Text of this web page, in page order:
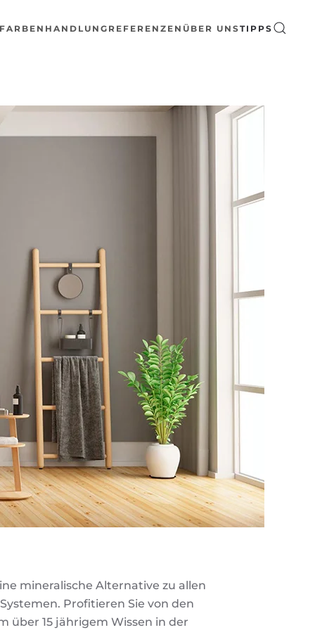
FARBENHANDLUNG REFERENZEN ÜBER UNSTIPPS
mineralische Alternative zu allen
Profitieren Sie von den
über 15 jährigem Wissen in der